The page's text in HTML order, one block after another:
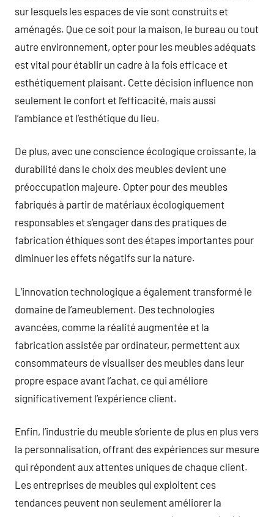
sur lesquels les espaces de vie sont construits et
aménagés. Que ce soit pour la maison, le bureau ou tout
autre environnement, opter pour les meubles adéquats
est vital pour établir un cadre à la fois efficace et
esthétiquement plaisant. Cette décision influence non
seulement le confort et l’efficacité, mais aussi
l’ambiance et l’esthétique du lieu.
De plus, avec une conscience écologique croissante, la
durabilité dans le choix des meubles devient une
préoccupation majeure. Opter pour des meubles
fabriqués à partir de matériaux écologiquement
responsables et s’engager dans des pratiques de
fabrication éthiques sont des étapes importantes pour
diminuer les effets négatifs sur la nature.
L’innovation technologique a également transformé le
domaine de l’ameublement. Des technologies
avancées, comme la réalité augmentée et la
fabrication assistée par ordinateur, permettent aux
consommateurs de visualiser des meubles dans leur
propre espace avant l’achat, ce qui améliore
significativement l’expérience client.
Enfin, l’industrie du meuble s’oriente de plus en plus vers
la personnalisation, offrant des expériences sur mesure
qui répondent aux attentes uniques de chaque client.
Les entreprises de meubles qui exploitent ces
tendances peuvent non seulement améliorer la